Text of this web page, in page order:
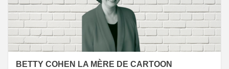
BETTY COHEN LA MÈRE DE CARTOON